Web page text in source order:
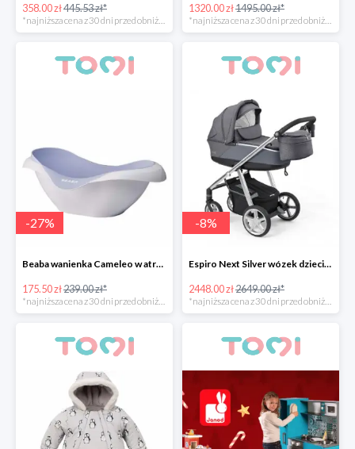
358.00 zł445.53 zł* 1320.00 zł1495.00 zł*
-27%
Beaba wanienka Cameleo w atrakcyjnej cenie
175.50 zł239.00 zł*
-8%
Espiro Next Silver wózek dziecięcy w super cenie
2448.00 zł2649.00 zł*